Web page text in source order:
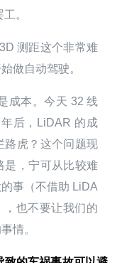
。
测距这个非常难
做自动驾驶。
成本。今天 32 线
后，LiDAR 的成
路虎？这个问题现
是，宁可从比较难
事（不借助 LiDA
，也不要让我们的
情。